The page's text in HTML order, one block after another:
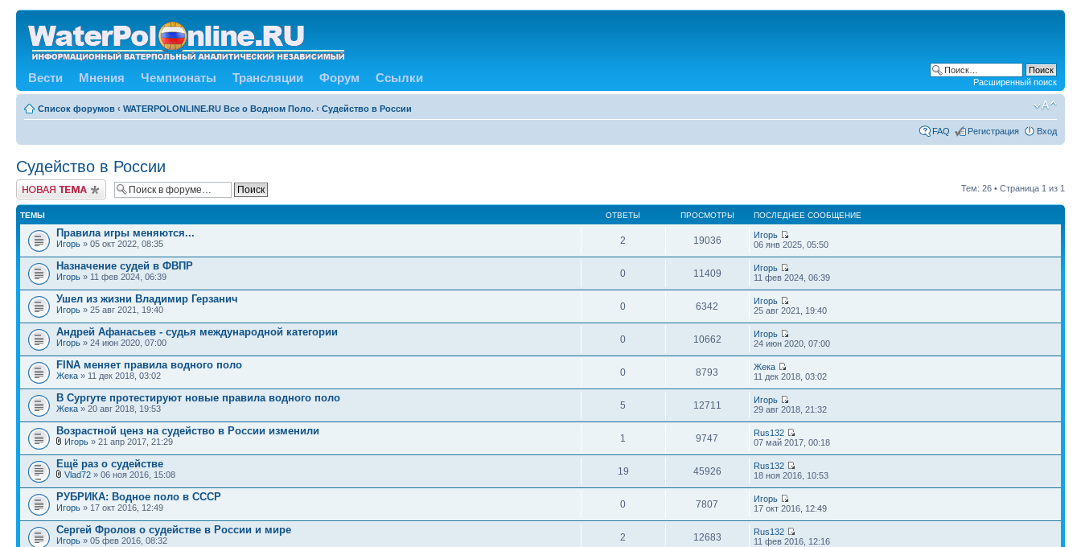
Вести Мнения Чемпионаты Трансляции Форум Ссылки Расширенный поиск
Список форумов ‹ WATERPOLONLINE.RU Все о Водном Поло. ‹ Судейство в России
FAQ Регистрация Вход
Судейство в России
Новая тема Тем: 26 • Страница 1 из 1
ТЕМЫ ОТВЕТЫ ПРОСМОТРЫ ПОСЛЕДНЕЕ СООБЩЕНИЕ
Правила игры меняются...
Игорь » 05 окт 2022, 08:35 2 19036
Игорь
06 янв 2025, 05:50
Назначение судей в ФВПР
Игорь » 11 фев 2024, 06:39 0 11409
Игорь
11 фев 2024, 06:39
Ушел из жизни Владимир Герзанич
Игорь » 25 авг 2021, 19:40 0 6342
Игорь
25 авг 2021, 19:40
Андрей Афанасьев - судья международной категории
Игорь » 24 июн 2020, 07:00 0 10662
Игорь
24 июн 2020, 07:00
FINA меняет правила водного поло
Жека » 11 дек 2018, 03:02 0 8793
Жека
11 дек 2018, 03:02
В Сургуте протестируют новые правила водного поло
Жека » 20 авг 2018, 19:53 5 12711
Игорь
29 авг 2018, 21:32
Возрастной ценз на судейство в России изменили
Игорь » 21 апр 2017, 21:29 1 9747
Rus132
07 май 2017, 00:18
Ещё раз о судействе
Vlad72 » 06 ноя 2016, 15:08 19 45926
Rus132
18 ноя 2016, 10:53
РУБРИКА: Водное поло в СССР
Игорь » 17 окт 2016, 12:49 0 7807
Игорь
17 окт 2016, 12:49
Сергей Фролов о судействе в России и мире
Игорь » 05 фев 2016, 08:32 2 12683
Rus132
11 фев 2016, 12:16